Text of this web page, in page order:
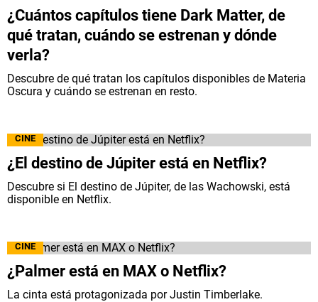
¿Cuántos capítulos tiene Dark Matter, de
qué tratan, cuándo se estrenan y dónde
verla?
Descubre de qué tratan los capítulos disponibles de Materia
Oscura y cuándo se estrenan en resto.
CINE
¿El destino de Júpiter está en Netflix?
Descubre si El destino de Júpiter, de las Wachowski, está
disponible en Netflix.
CINE
¿Palmer está en MAX o Netflix?
La cinta está protagonizada por Justin Timberlake.